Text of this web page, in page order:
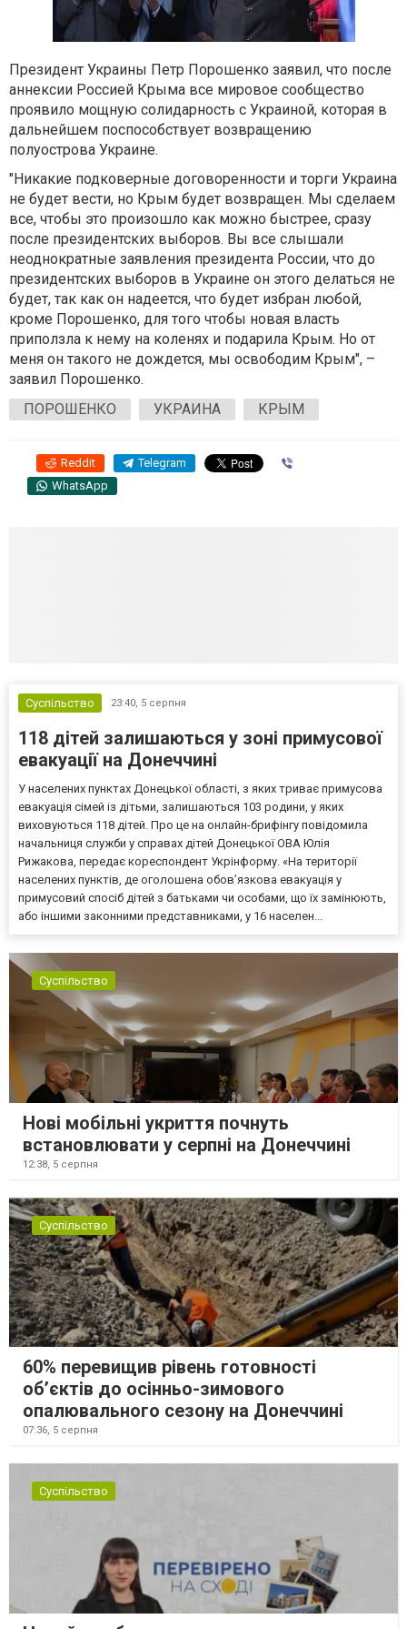
Президент Украины Петр Порошенко заявил, что после
аннексии Россией Крыма все мировое сообщество
проявило мощную солидарность с Украиной, которая в
дальнейшем поспособствует возвращению
полуострова Украине.
"Никакие подковерные договоренности и торги Украина
не будет вести, но Крым будет возвращен. Мы сделаем
все, чтобы это произошло как можно быстрее, сразу
после президентских выборов. Вы все слышали
неоднократные заявления президента России, что до
президентских выборов в Украине он этого делаться не
будет, так как он надеется, что будет избран любой,
кроме Порошенко, для того чтобы новая власть
приползла к нему на коленях и подарила Крым. Но от
меня он такого не дождется, мы освободим Крым", –
заявил Порошенко.
ПОРОШЕНКО
УКРАИНА КРЫМ
Reddit Telegram
WhatsApp
Суспільство 23:40, 5 серпня
118 дітей залишаються у зоні примусової
евакуації на Донеччині
У населених пунктах Донецької області, з яких триває примусова
евакуація сімей із дітьми, залишаються 103 родини, у яких
виховуються 118 дітей. Про це на онлайн-брифінгу повідомила
начальниця служби у справах дітей Донецької ОВА Юлія
Рижакова, передає кореспондент Укрінформу. «На території
населених пунктів, де оголошена обов’язкова евакуація у
примусовий спосіб дітей з батьками чи особами, що їх замінюють,
або іншими законними представниками, у 16 населен...
Суспільство
Нові мобільні укриття почнуть
встановлювати у серпні на Донеччині
12:38, 5 серпня
Суспільство
60% перевищив рівень готовності
об’єктів до осінньо-зимового
опалювального сезону на Донеччині
07:36, 5 серпня
Суспільство